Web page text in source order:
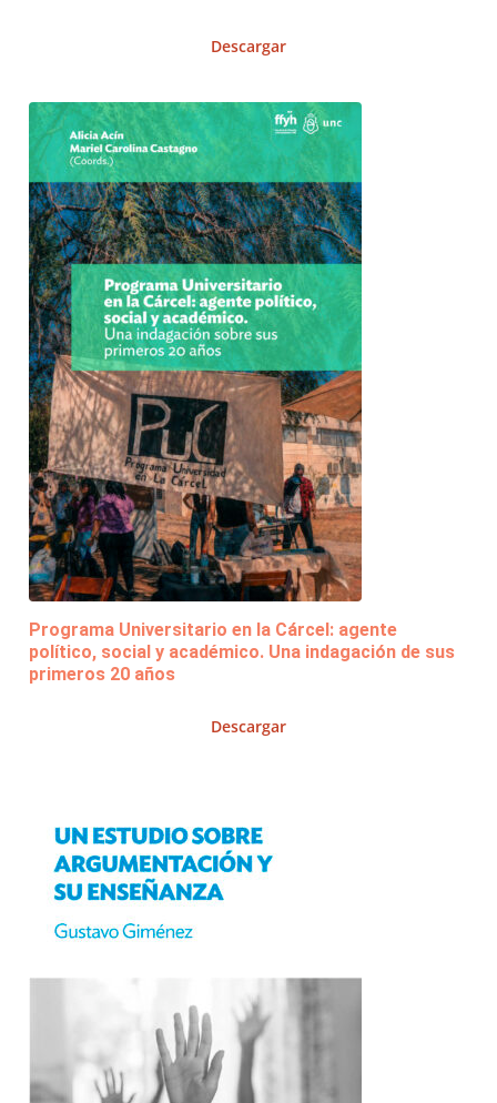
Descargar
Programa Universitario en la Cárcel: agente
político, social y académico. Una indagación de sus
primeros 20 años
Descargar